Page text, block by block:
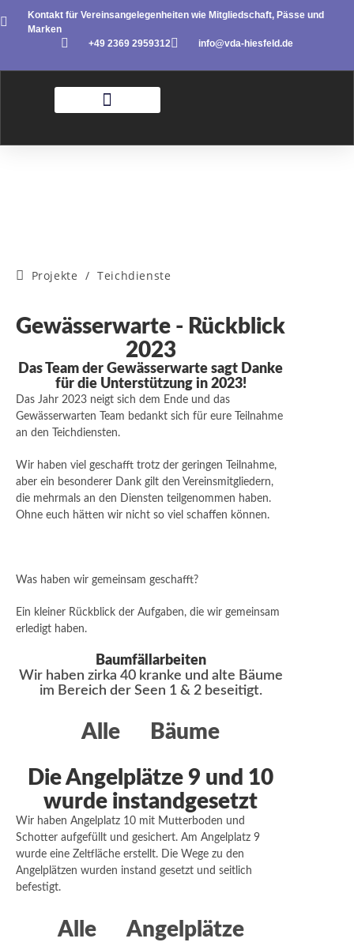
Kontakt für Vereinsangelegenheiten wie Mitgliedschaft, Pässe und
Marken
+49 2369 2959312
info@vda-hiesfeld.de
Projekte / Teichdienste
Gewässerwarte - Rückblick
2023
Das Team der Gewässerwarte sagt Danke
für die Unterstützung in 2023!
Das Jahr 2023 neigt sich dem Ende und das
Gewässerwarten Team bedankt sich für eure Teilnahme
an den Teichdiensten.
Wir haben viel geschafft trotz der geringen Teilnahme,
aber ein besonderer Dank gilt den Vereinsmitgliedern,
die mehrmals an den Diensten teilgenommen haben.
Ohne euch hätten wir nicht so viel schaffen können.
Was haben wir gemeinsam geschafft?
Ein kleiner Rückblick der Aufgaben, die wir gemeinsam
erledigt haben.
Baumfällarbeiten
Wir haben zirka 40 kranke und alte Bäume
im Bereich der Seen 1 & 2 beseitigt.
Alle Bäume
Die Angelplätze 9 und 10
wurde instandgesetzt
Wir haben Angelplatz 10 mit Mutterboden und
Schotter aufgefüllt und gesichert. Am Angelplatz 9
wurde eine Zeltfläche erstellt. Die Wege zu den
Angelplätzen wurden instand gesetzt und seitlich
befestigt.
Alle Angelplätze